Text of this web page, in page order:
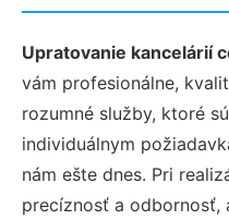
Upratovanie kancelárií
vám profesionálne,
rozumné služby, ktoré
individuálnym
nám ešte dnes. Pri
precíznosť a odbornosť,